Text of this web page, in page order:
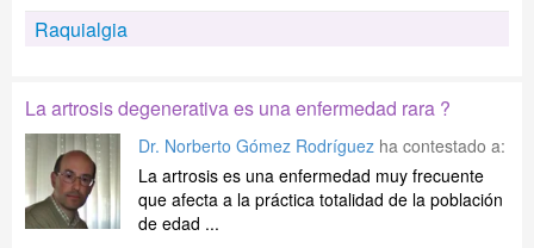
Raquialgia
La artrosis degenerativa es una enfermedad rara ?
Dr. Norberto Gómez Rodríguez ha contestado a:
La artrosis es una enfermedad muy frecuente
que afecta a la práctica totalidad de la población
de edad ...